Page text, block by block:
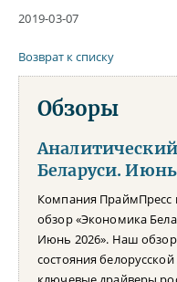
2019-03-07
Возврат к списку
Обзоры
Беларуси.
Компания ПраймПресс
обзор «Экономика
Июнь 2026». Наш обзор
состояния